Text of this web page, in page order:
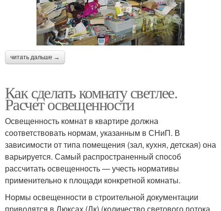
читать дальше →
Как сделать комнату светлее.
Расчет освещенности
Освещенность комнат в квартире должна
соответствовать нормам, указанным в СНиП. В
зависимости от типа помещения (зал, кухня, детская) она
варьируется. Самый распространенный способ
рассчитать освещенность — учесть нормативы
применительно к площади конкретной комнаты.
Нормы освещенности в строительной документации
приводятся в Люксах (Лк) (количество светового потока